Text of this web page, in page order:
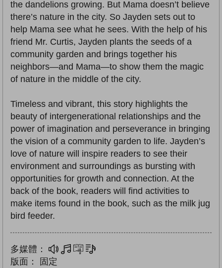
the dandelions growing. But Mama doesn’t believe
there’s nature in the city. So Jayden sets out to
help Mama see what he sees. With the help of his
friend Mr. Curtis, Jayden plants the seeds of a
community garden and brings together his
neighbors—and Mama—to show them the magic
of nature in the middle of the city.
Timeless and vibrant, this story highlights the
beauty of intergenerational relationships and the
power of imagination and perseverance in bringing
the vision of a community garden to life. Jayden’s
love of nature will inspire readers to see their
environment and surroundings as bursting with
opportunities for growth and connection. At the
back of the book, readers will find activities to
make items found in the book, such as the milk jug
bird feeder.
多媒體： 多媒體互動練習
版面：
固定